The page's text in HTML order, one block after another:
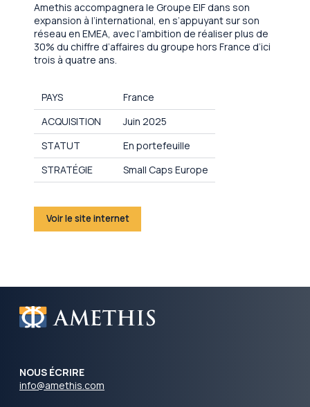
Amethis accompagnera le Groupe EIF dans son
expansion à l’international, en s’appuyant sur son
réseau en EMEA, avec l’ambition de réaliser plus de
30% du chiffre d’affaires du groupe hors France d’ici
trois à quatre ans.
PAYS
France
ACQUISITION
Juin 2025
STATUT
En portefeuille
STRATÉGIE
Small Caps Europe
Voir le site internet
NOUS ÉCRIRE
info@amethis.com